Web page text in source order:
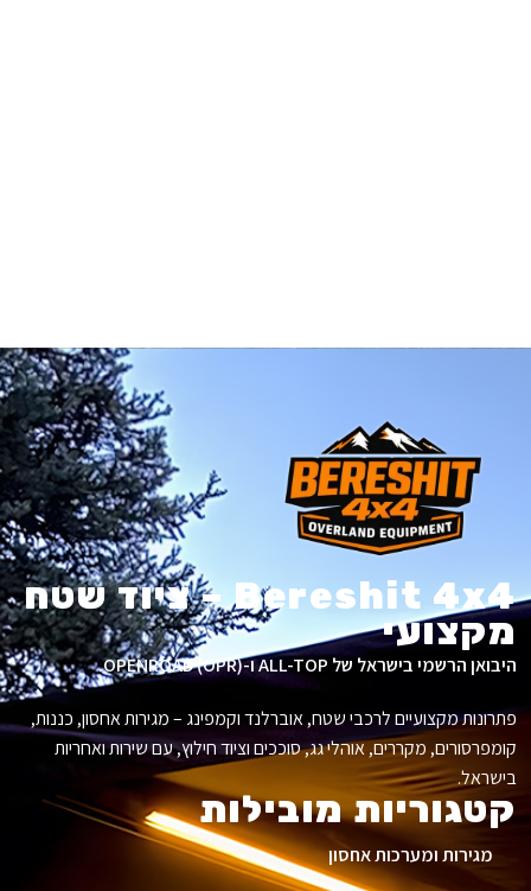
Bereshit 4x4 – ציוד שטח
מקצועי
היבואן הרשמי בישראל של ALL-TOP ו-OPENROAD (OPR).
פתרונות מקצועיים לרכבי שטח, אוברלנד וקמפינג – מגירות אחסון, כננות,
קומפרסורים, מקררים, אוהלי גג, סוככים וציוד חילוץ, עם שירות ואחריות
בישראל.
קטגוריות מובילות
מגירות ומערכות אחסון